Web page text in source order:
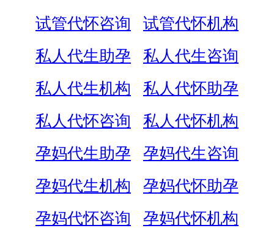
试管代怀咨询
试管代怀机构
私人代生助孕
私人代生咨询
私人代生机构
私人代怀助孕
私人代怀咨询
私人代怀机构
孕妈代生助孕
孕妈代生咨询
孕妈代生机构
孕妈代怀助孕
孕妈代怀咨询
孕妈代怀机构